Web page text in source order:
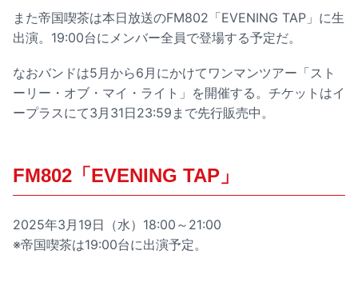
また帝国喫茶は本日放送のFM802「EVENING TAP」に生
出演。19:00台にメンバー全員で登場する予定だ。
なおバンドは5月から6月にかけてワンマンツアー「スト
ーリー・オブ・マイ・ライト」を開催する。チケットはイ
ープラスにて3月31日23:59まで先行販売中。
FM802「EVENING TAP」
2025年3月19日（水）18:00～21:00
※帝国喫茶は19:00台に出演予定。